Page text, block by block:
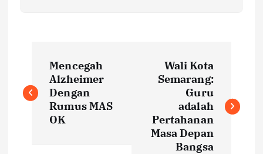
o
Mencegah
Alzheimer
Dengan
Rumus MAS
OK
Wali Kota
Semarang:
Guru
adalah
Pertahanan
Masa Depan
Bangsa